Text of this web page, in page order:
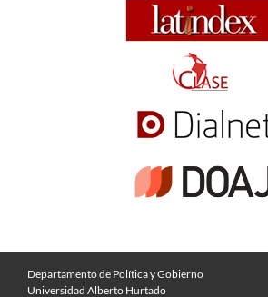
Departamento de Política y Gobierno
Universidad Alberto Hurtado